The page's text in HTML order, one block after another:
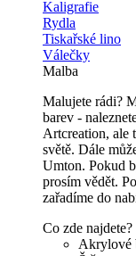
Kaligrafie
Rydla
Tiskařské lino
Válečky
Malba
Malujete rádi?
barev -
Artcreation, ale
světě. Dále
Umton. Pokud
prosím vědět.
zařadíme do
Co zde najdete?
Akrylové